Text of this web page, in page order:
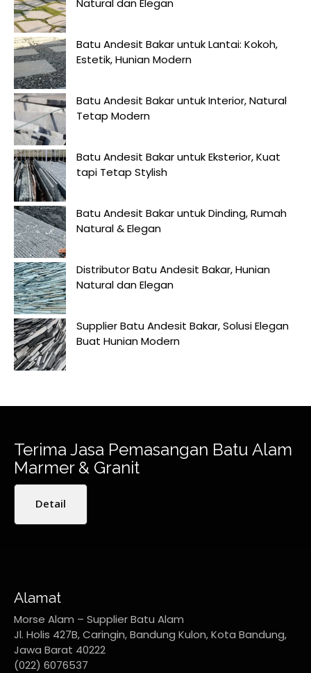
Batu Andesit Bakar untuk Lantai: Kokoh,
Estetik, Hunian Modern
Batu Andesit Bakar untuk Interior, Natural
Tetap Modern
Batu Andesit Bakar untuk Eksterior, Kuat
tapi Tetap Stylish
Batu Andesit Bakar untuk Dinding, Rumah
Natural & Elegan
Distributor Batu Andesit Bakar, Hunian
Natural dan Elegan
Supplier Batu Andesit Bakar, Solusi Elegan
Buat Hunian Modern
Terima Jasa Pemasangan Batu Alam
Marmer & Granit
Detail
Alamat
Morse Alam – Supplier Batu Alam
Jl. Holis 427B, Caringin, Bandung Kulon, Kota Bandung,
Jawa Barat 40222
(022) 6076537